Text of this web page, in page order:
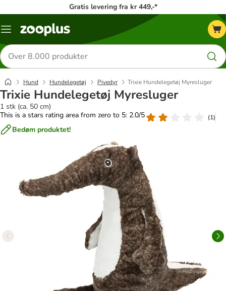
Gratis levering fra kr 449,-*
Menu
Søg
efter
produkter
Hund Hundelegetøj Pivedyr Trixie Hundelegetøj Myresluger
Trixie Hundelegetøj Myresluger
1 stk (ca. 50 cm)
This is a stars rating area from zero to 5: 2.0/5
(1)
Bedøm produktet!